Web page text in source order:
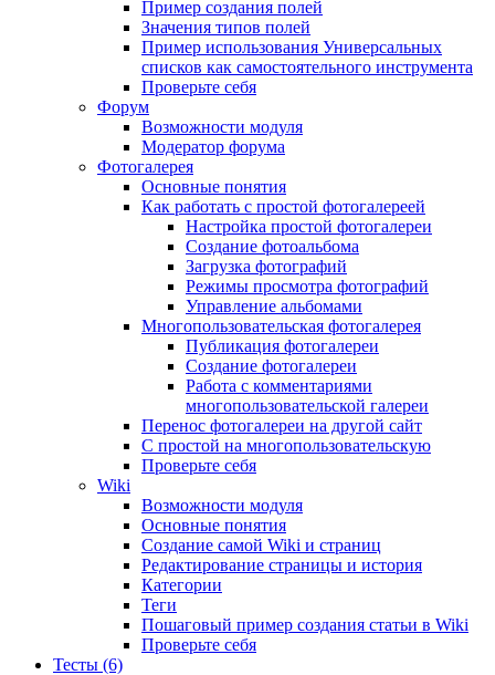
Пример создания полей
Значения типов полей
Пример использования Универсальных
списков как самостоятельного инструмента
Проверьте себя
Форум
Возможности модуля
Модератор форума
Фотогалерея
Основные понятия
Как работать с простой фотогалереей
Настройка простой фотогалереи
Создание фотоальбома
Загрузка фотографий
Режимы просмотра фотографий
Управление альбомами
Многопользовательская фотогалерея
Публикация фотогалереи
Создание фотогалереи
Работа с комментариями
многопользовательской галереи
Перенос фотогалереи на другой сайт
С простой на многопользовательскую
Проверьте себя
Wiki
Возможности модуля
Основные понятия
Создание самой Wiki и страниц
Редактирование страницы и история
Категории
Теги
Пошаговый пример создания статьи в Wiki
Проверьте себя
Тесты (6)